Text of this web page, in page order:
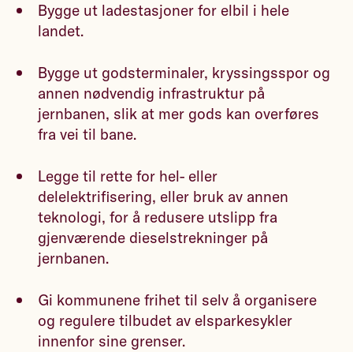
Bygge ut ladestasjoner for elbil i hele
landet.
Bygge ut godsterminaler, kryssingsspor og
annen nødvendig infrastruktur på
jernbanen, slik at mer gods kan overføres
fra vei til bane.
Legge til rette for hel- eller
delelektrifisering, eller bruk av annen
teknologi, for å redusere utslipp fra
gjenværende dieselstrekninger på
jernbanen.
Gi kommunene frihet til selv å organisere
og regulere tilbudet av elsparkesykler
innenfor sine grenser.